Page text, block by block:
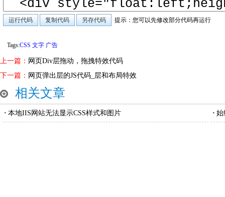
提示：您可以先修改部分代码再运行
Tags:CSS 文字 广告
上一篇： 网页Div层拖动，拖拽特效代码
下一篇： 网页弹出层的JS代码_层和布局特效
相关文章
· 本地IIS网站无法显示CSS样式和图片 · 始